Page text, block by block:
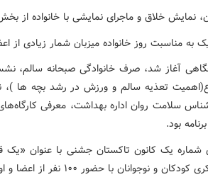
نمایش خلاق و ماجرای نمایشی با خانواده از
به مناسبت روز خانواده میزبان شمار زیادی از
آغاز شد، صرف خانوادگی صبحانه سالم،
تعذیه سالم و ورزش در رشد بچه ها
سلامت روان اداره بهداشت، معرفی
بود.
یک کانون تاکستان جشنی با عنوان «یک
با حضور ۱۰۰ نفر از اعضا و اولیای آنان برگزار شد.